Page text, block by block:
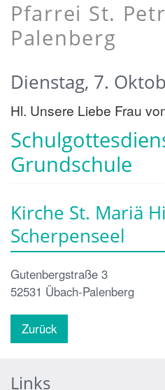
Pfarrei St.
Palenberg
Grundschule
Dienstag, 7.
Hl. Unsere Liebe Frau
Kirche St. Mariä
Scherpenseel
Gutenbergstraße 3
52531 Übach-Palenberg
Zurück
Links